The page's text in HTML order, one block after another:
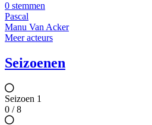
0 stemmen
Pascal
Manu Van Acker
Meer acteurs
Seizoenen
Seizoen 1
0 / 8